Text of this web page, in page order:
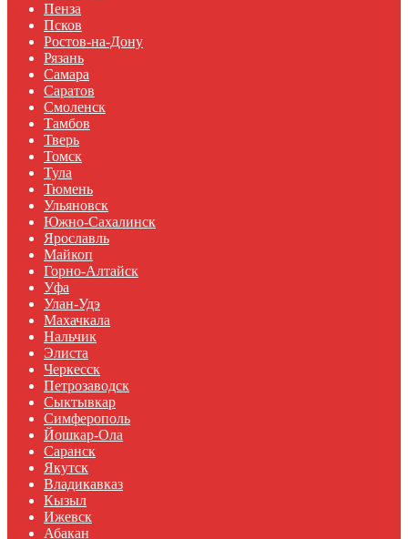
Пенза
Псков
Ростов-на-Дону
Рязань
Самара
Саратов
Смоленск
Тамбов
Тверь
Томск
Тула
Тюмень
Ульяновск
Южно-Сахалинск
Ярославль
Майкоп
Горно-Алтайск
Уфа
Улан-Удэ
Махачкала
Нальчик
Элиста
Черкесск
Петрозаводск
Сыктывкар
Симферополь
Йошкар-Ола
Саранск
Якутск
Владикавказ
Кызыл
Ижевск
Абакан